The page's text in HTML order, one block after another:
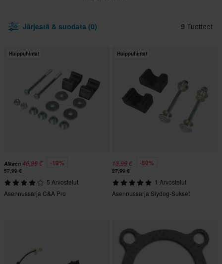
Järjestä & suodata (0) 9 Tuotteet
Huippuhinta!
Alkaen 46,99 € -19%
57,99 €
5 Arvostelut
Asennussarja C&A Pro
Huippuhinta!
13,99 € -50%
27,99 €
1 Arvostelut
Asennussarja Slydog-Sukset